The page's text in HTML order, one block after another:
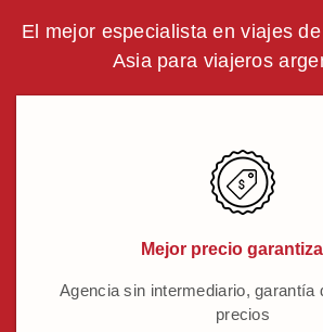
El mejor especialista en viajes
Asia para viajeros
Mejor precio
Agencia sin intermediario, garantía
precios